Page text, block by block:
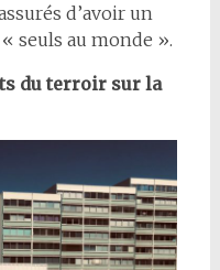
d’avoir un
seuls au monde ».
du terroir sur la